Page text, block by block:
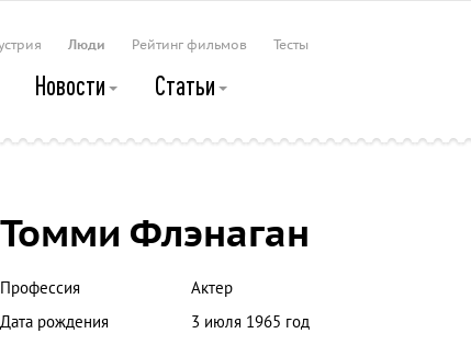
Люди Рейтинг фильмов Тесты
Новости Статьи
Томми Флэнаган
Профессия
Актер
Дата рождения
3 июля 1965 год